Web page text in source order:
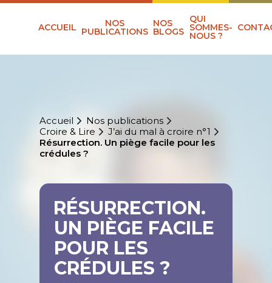
ACCUEIL NOS
PUBLICATIONS
NOS
BLOGS
QUI
SOMMES-
NOUS ?
Accueil
Nos publications
Croire & Lire
J’ai du mal à croire n°1
Résurrection. Un piège facile pour les
crédules ?
RÉSURRECTION.
UN PIÈGE FACILE
POUR LES
CRÉDULES ?